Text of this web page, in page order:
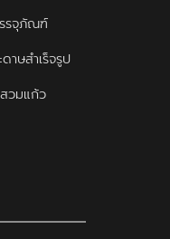
รจุภัณฑ์
าษสำเร็จรูป
วมแก้ว